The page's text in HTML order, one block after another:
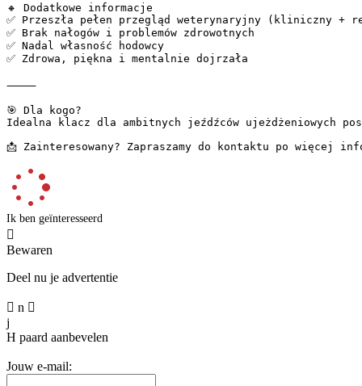
🔸 Dodatkowe informacje
✅ Przeszła pełen przegląd weterynaryjny (kliniczny +
✅ Brak nałogów i problemów zdrowotnych
✅ Nadal własność hodowcy
✅ Zdrowa, piękna i mentalnie dojrzała
⸻
🎯 Dla kogo?
Idealna klacz dla ambitnych jeźdźców ujeżdżeniowych
📩 Zainteresowany? Zapraszamy do kontaktu po
Ik ben geïnteresseerd

Bewaren
Deel nu je advertentie
 n 
j
H paard aanbevelen
Jouw e-mail: